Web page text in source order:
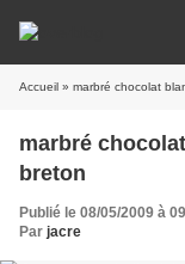
Accueil » marbré chocolat
marbré
breton
Publié le 08/05/2009 à
Par jacre